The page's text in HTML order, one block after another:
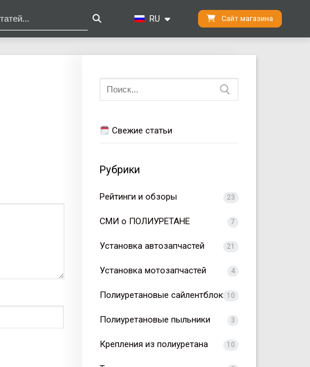
RU Сайт магазина
Искать:
Свежие статьи
Рубрики
Рейтинги и обзоры 23
СМИ о ПОЛИУРЕТАНЕ 7
Установка автозапчастей 21
Установка мотозапчастей 4
Полиуретановые сайлентблоки10
Полиуретановые пыльники 3
Крепления из полиуретана 10